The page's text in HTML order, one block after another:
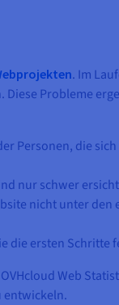
. Im
Probleme
Personen, die
nur schwer
nicht unter den
die ersten Schritte
Web
entwickeln.